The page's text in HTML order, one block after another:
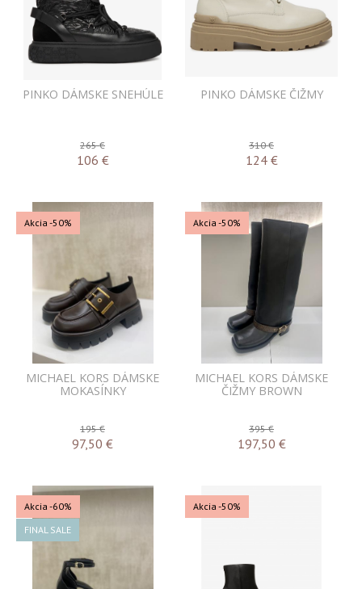
PINKO DÁMSKE SNEHÚLE
265 €
106 €
PINKO DÁMSKE ČIŽMY
310 €
124 €
Akcia -50%
MICHAEL KORS DÁMSKE
MOKASÍNKY
195 €
97,50 €
Akcia -50%
MICHAEL KORS DÁMSKE
ČIŽMY BROWN
395 €
197,50 €
Akcia -60%
FINAL SALE
Akcia -50%